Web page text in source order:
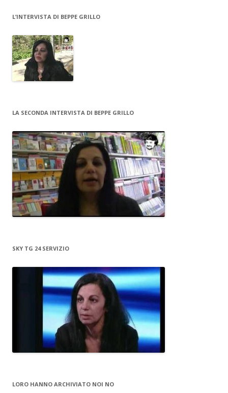
L’INTERVISTA DI BEPPE GRILLO
LA SECONDA INTERVISTA DI BEPPE GRILLO
SKY TG 24 SERVIZIO
LORO HANNO ARCHIVIATO NOI NO